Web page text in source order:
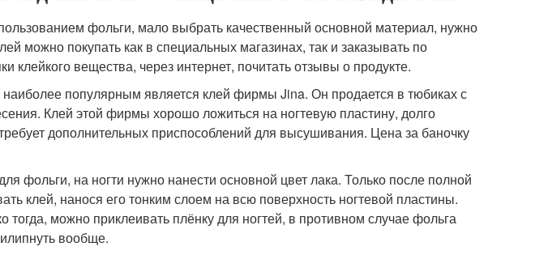
фольги, мало выбрать качественный основной материал, нужно
можно покупать как в специальных магазинах, так и заказывать по
клейкого вещества, через интернет, почитать отзывы о продукте.
популярным является клей фирмы Jina. Он продается в тюбиках с
Клей этой фирмы хорошо ложиться на ногтевую пластину, долго
дополнительных приспособлений для высушивания. Цена за баночку
фольги, на ногти нужно нанести основной цвет лака. Только после полной
клей, нанося его тонким слоем на всю поверхность ногтевой пластины.
тогда, можно приклеивать плёнку для ногтей, в противном случае фольга
вообще.